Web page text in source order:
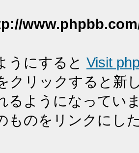
うにすると Visit
クリックすると新
るようになってい
ものをリンクにし